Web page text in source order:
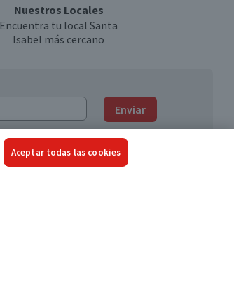
Nuestros Locales
Encuentra tu local Santa
Isabel más cercano
Enviar
Aceptar todas las cookies